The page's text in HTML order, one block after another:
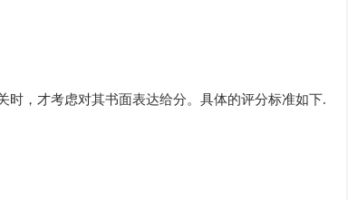
，才考虑对其书面表达给分。具体的评分标准如下.